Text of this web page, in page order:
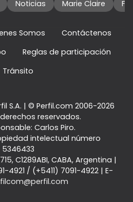
Noticias Marie Claire
Somos
Contáctenos
Reglas de participación
Tránsito
S.A. | © Perfil.com 2006-2026
reservados.
Carlos Piro.
intelectual número
5346433
, C1289ABI, CABA, Argentina |
4921 / (+5411) 7091-4922| E-